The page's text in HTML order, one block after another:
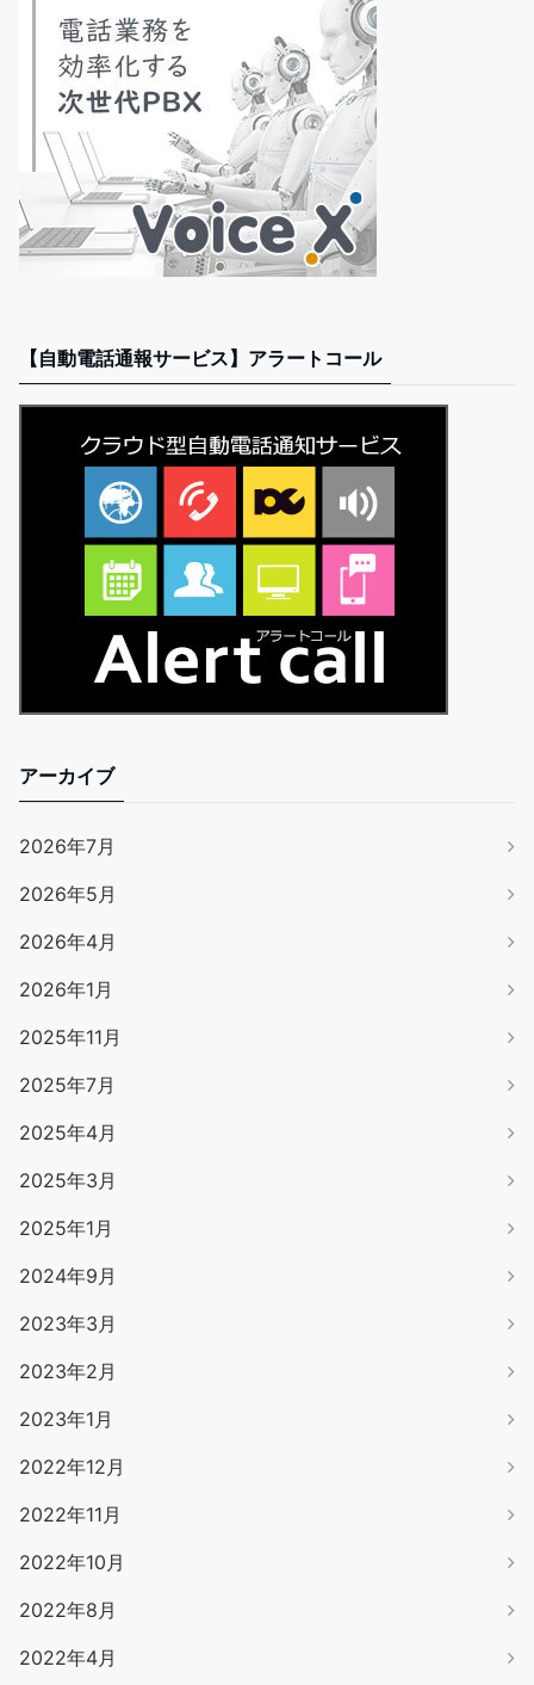
【自動電話通報サービス】アラートコール
アーカイブ
2026年7月
2026年5月
2026年4月
2026年1月
2025年11月
2025年7月
2025年4月
2025年3月
2025年1月
2024年9月
2023年3月
2023年2月
2023年1月
2022年12月
2022年11月
2022年10月
2022年8月
2022年4月